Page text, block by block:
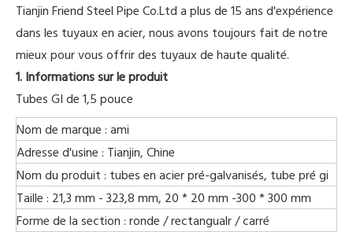
Tianjin Friend Steel Pipe Co.Ltd a plus de 15 ans d'expérience
dans les tuyaux en acier, nous avons toujours fait de notre
mieux pour vous offrir des tuyaux de haute qualité.
1. Informations sur le produit
Tubes GI de 1,5 pouce
Nom de marque : ami
Adresse d'usine : Tianjin, Chine
Nom du produit : tubes en acier pré-galvanisés, tube pré gi
Taille : 21,3 mm - 323,8 mm, 20 * 20 mm -300 * 300 mm
Forme de la section : ronde / rectangualr / carré